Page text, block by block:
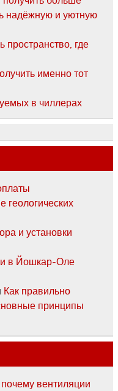
надёжную и уютную
пространство, где
именно тот
в чиллерах
геологических
и установки
в Йошкар-Оле
Как правильно
принципы
вентиляции